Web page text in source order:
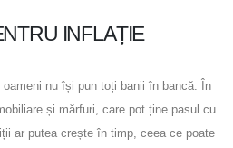
INFLAȚIE
nu își pun toți banii în bancă. În
și mărfuri, care pot ține pasul cu
ar putea crește în timp, ceea ce poate